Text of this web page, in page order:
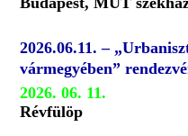
2026.06.11. –
vármegyében”
2026. 06. 11.
Révfülöp